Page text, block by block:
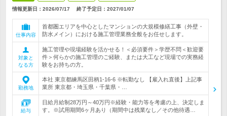
情報更新日：2026/07/17 終了予定日： 2027/01/07
仕事内容
首都圏エリアを中心としたマンションの大規模修繕工事（外壁・
防水メイン）における施工管理業務全般をお任せします。
対象と
なる方
施工管理や現場経験を活かせる！＜必須要件＞学歴不問＜歓迎要
件＞何らかの施工管理のご経験、または大工など現場での実務経
験をお持ちの方。
勤務地
本社 東京都練馬区田柄1-16-6 ※転勤なし 【雇入れ直後】上記事
業所 東京都・埼玉県・千葉県・…
給与
日給月給制28万円～40万円※経験・能力等を考慮の上、決定しま
す。※試用期間6ヶ月あり（期間中は残業なし／その他待遇…